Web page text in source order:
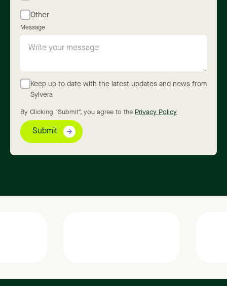
Other
Message
Keep up to date with the latest updates and news from
Sylvera
By Clicking "Submit", you agree to the Privacy Policy